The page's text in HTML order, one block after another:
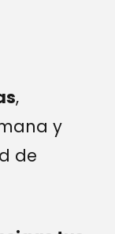
,
y
de